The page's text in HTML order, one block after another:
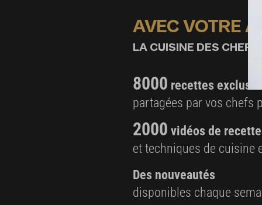
AVEC VOTRE
LA CUISINE DES
8000 recettes
partagées par vos chefs
2000 vidéos de
et techniques de cuisine
Des nouveautés
disponibles chaque